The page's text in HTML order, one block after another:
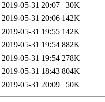
2019-05-31 20:07
30K
2019-05-31 20:06 142K
2019-05-31 19:55 142K
2019-05-31 19:54 882K
2019-05-31 19:54 278K
2019-05-31 18:43 804K
2019-05-31 20:09 50K